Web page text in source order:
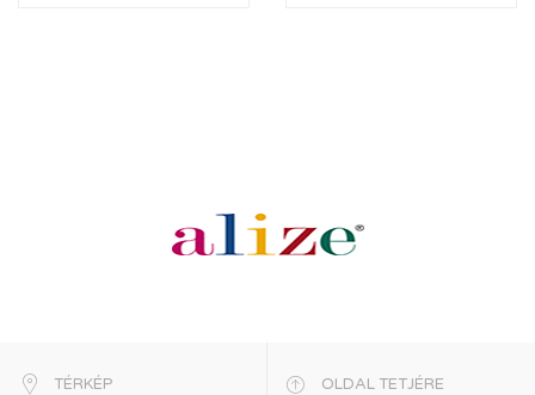
TÉRKÉP OLDAL TETJÉRE